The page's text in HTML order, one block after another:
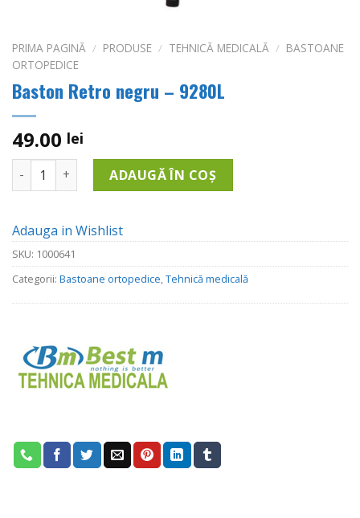
PRIMA PAGINĂ / PRODUSE / TEHNICĂ MEDICALĂ / BASTOANE
ORTOPEDICE
Baston Retro negru – 9280L
49.00 lei
Cantitate Baston Retro negru - 9280L
ADAUGĂ ÎN COȘ
Adauga in Wishlist
SKU: 1000641
Categorii: Bastoane ortopedice,Tehnică medicală